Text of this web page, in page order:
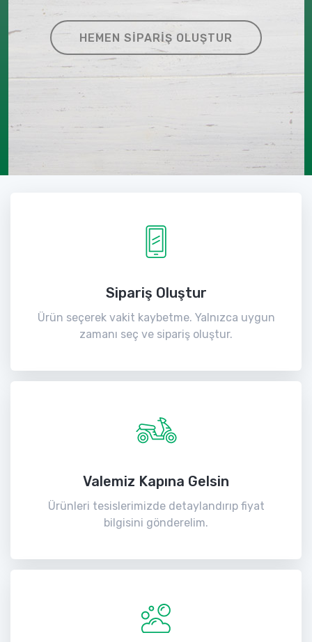
HEMEN SIPARIŞ OLUŞTUR
Sipariş Oluştur
Ürün seçerek vakit kaybetme. Yalnızca uygun
zamanı seç ve sipariş oluştur.
Valemiz Kapına Gelsin
Ürünleri tesislerimizde detaylandırıp fiyat
bilgisini gönderelim.